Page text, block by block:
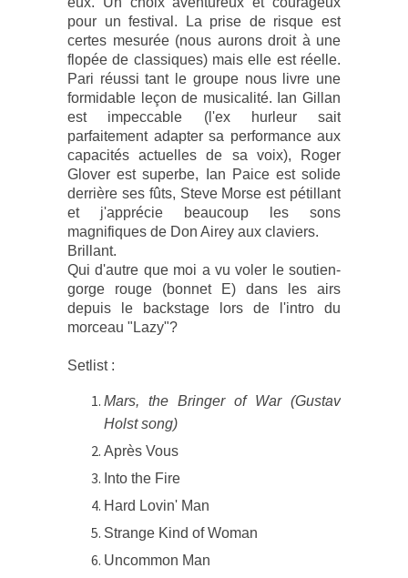
pour un festival. La prise de risque est
certes mesurée (nous aurons droit à une
flopée de classiques) mais elle est réelle.
Pari réussi tant le groupe nous livre une
formidable leçon de musicalité. Ian Gillan
est impeccable (l'ex hurleur sait
parfaitement adapter sa performance aux
capacités actuelles de sa voix), Roger
Glover est superbe, Ian Paice est solide
derrière ses fûts, Steve Morse est pétillant
et j'apprécie beaucoup les sons
magnifiques de Don Airey aux claviers.
Brillant.
Qui d'autre que moi a vu voler le soutien-
gorge rouge (bonnet E) dans les airs
depuis le backstage lors de l'intro du
morceau "Lazy"?
Setlist :
Mars, the Bringer of War (Gustav
Holst song)
Après Vous
Into the Fire
Hard Lovin' Man
Strange Kind of Woman
Uncommon Man